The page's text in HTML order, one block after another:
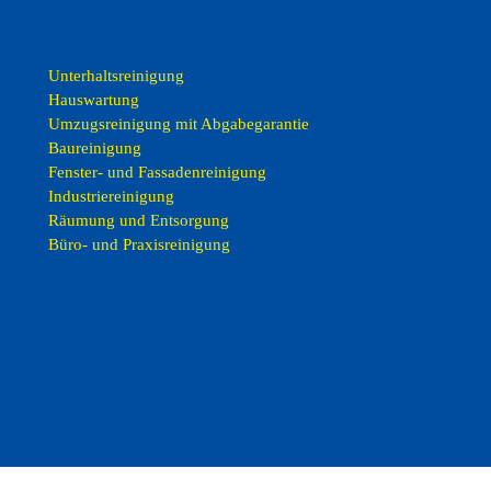
Unterhaltsreinigung
Hauswartung
Umzugsreinigung mit Abgabegarantie
Baureinigung
Fenster- und Fassadenreinigung
Industriereinigung
Räumung und Entsorgung
Büro- und Praxisreinigung